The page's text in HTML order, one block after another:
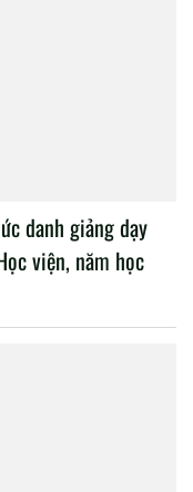
danh giảng dạy
viện, năm học